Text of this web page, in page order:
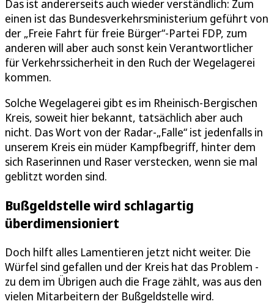
Das ist andererseits auch wieder verständlich: Zum
einen ist das Bundesverkehrsministerium geführt von
der „Freie Fahrt für freie Bürger“-Partei FDP, zum
anderen will aber auch sonst kein Verantwortlicher
für Verkehrssicherheit in den Ruch der Wegelagerei
kommen.
Solche Wegelagerei gibt es im Rheinisch-Bergischen
Kreis, soweit hier bekannt, tatsächlich aber auch
nicht. Das Wort von der Radar-„Falle“ ist jedenfalls in
unserem Kreis ein müder Kampfbegriff, hinter dem
sich Raserinnen und Raser verstecken, wenn sie mal
geblitzt worden sind.
Bußgeldstelle wird schlagartig
überdimensioniert
Doch hilft alles Lamentieren jetzt nicht weiter. Die
Würfel sind gefallen und der Kreis hat das Problem -
zu dem im Übrigen auch die Frage zählt, was aus den
vielen Mitarbeitern der Bußgeldstelle wird.